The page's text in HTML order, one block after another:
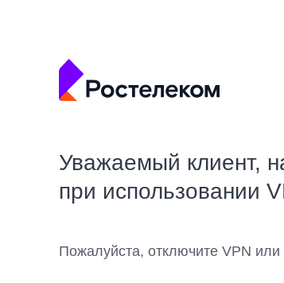
Уважаемый клиент,
при использовании
Пожалуйста, отключите VPN